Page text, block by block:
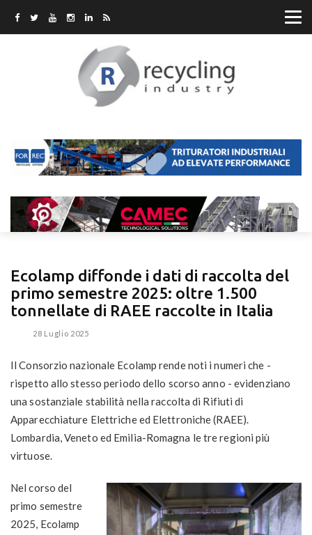
Ecolamp diffonde i dati di raccolta del
primo semestre 2025: oltre 1.500
tonnellate di RAEE raccolte in Italia
28 Luglio 2025
Il Consorzio nazionale Ecolamp rende noti i numeri che -
rispetto allo stesso periodo dello scorso anno - evidenziano
una sostanziale stabilità nella raccolta di Rifiuti di
Apparecchiature Elettriche ed Elettroniche (RAEE).
Lombardia, Veneto ed Emilia-Romagna le tre regioni più
virtuose.
Nel corso del
primo semestre
2025, Ecolamp